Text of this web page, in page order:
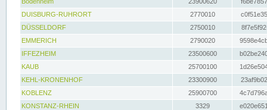
DUISBURG-RUHRORT
2770010
DÜSSELDORF
2750010
EMMERICH
2790020
IFFEZHEIM
23500600
KAUB
25700100
KEHL-KRONENHOF
23300900
KOBLENZ
25900700
KONSTANZ-RHEIN
3329